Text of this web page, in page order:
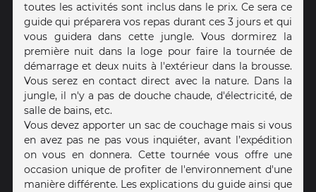
toutes les activités sont inclus dans le prix. Ce sera ce
guide qui préparera vos repas durant ces 3 jours et qui
vous guidera dans cette jungle. Vous dormirez la
première nuit dans la loge pour faire la tournée de
démarrage et deux nuits à l'extérieur dans la brousse.
Vous serez en contact direct avec la nature. Dans la
jungle, il n'y a pas de douche chaude, d'électricité, de
salle de bains, etc.
Vous devez apporter un sac de couchage mais si vous
en avez pas ne pas vous inquiéter, avant l’expédition
on vous en donnera. Cette tournée vous offre une
occasion unique de profiter de l'environnement d'une
manière différente. Les explications du guide ainsi que